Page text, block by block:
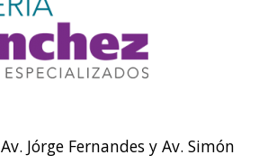
Av. Jórge Fernandes y Av. Simón